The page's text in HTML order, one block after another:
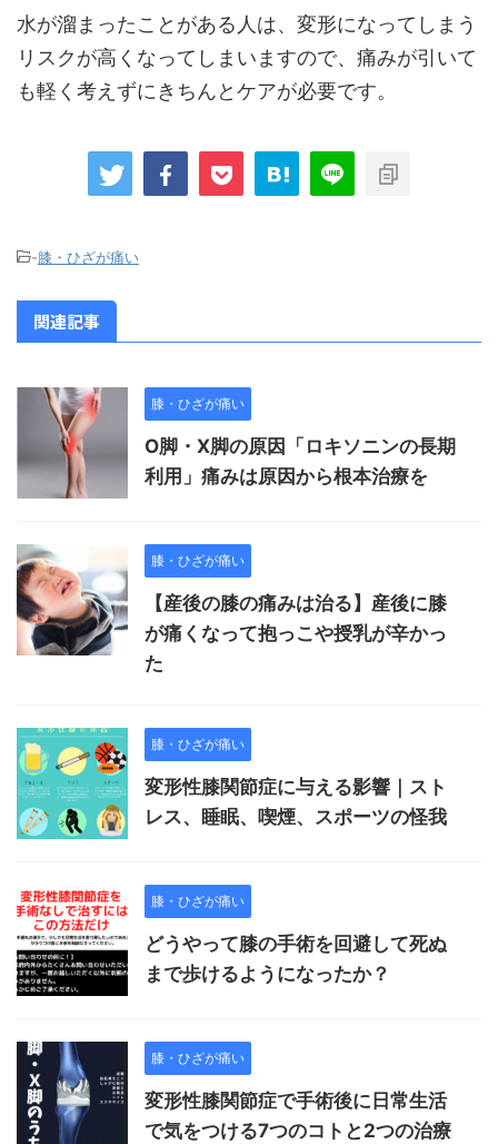
水が溜まったことがある人は、変形になってしまう
リスクが高くなってしまいますので、痛みが引いて
も軽く考えずにきちんとケアが必要です。
-膝・ひざが痛い
関連記事
膝・ひざが痛い
O脚・X脚の原因「ロキソニンの長期
利用」痛みは原因から根本治療を
膝・ひざが痛い
【産後の膝の痛みは治る】産後に膝
が痛くなって抱っこや授乳が辛かっ
た
膝・ひざが痛い
変形性膝関節症に与える影響｜スト
レス、睡眠、喫煙、スポーツの怪我
膝・ひざが痛い
どうやって膝の手術を回避して死ぬ
まで歩けるようになったか？
膝・ひざが痛い
変形性膝関節症で手術後に日常生活
で気をつける7つのコトと2つの治療